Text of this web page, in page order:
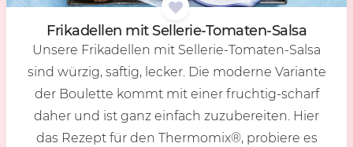
Fri­ka­del­len mit Sel­le­rie-To­ma­ten-Sal­sa
Unsere Frikadellen mit Sellerie-Tomaten-Salsa
sind würzig, saftig, lecker. Die moderne Variante
der Boulette kommt mit einer fruchtig-scharf
daher und ist ganz einfach zuzubereiten. Hier
das Rezept für den Thermomix®, probiere es